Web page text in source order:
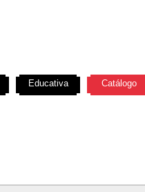
Educativa Catálogo